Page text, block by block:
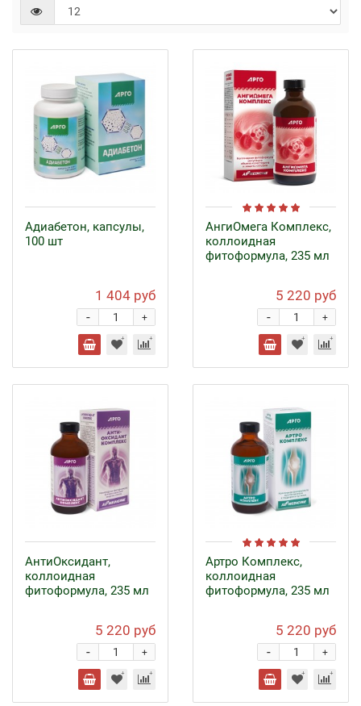
Адиабетон, капсулы,
100 шт
1 404 руб
+
-
АнгиОмега Комплекс,
коллоидная
фитоформула, 235 мл
5 220 руб
+
-
АнтиОксидант,
коллоидная
фитоформула, 235 мл
5 220 руб
+
-
Артро Комплекс,
коллоидная
фитоформула, 235 мл
5 220 руб
+
-